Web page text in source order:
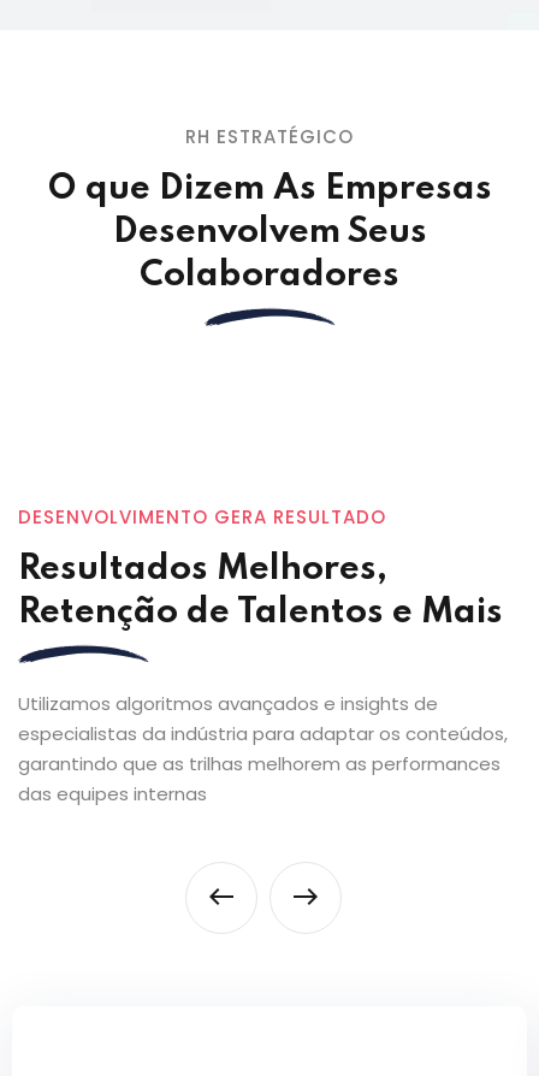
RH ESTRATÉGICO
O que Dizem As Empresas
Desenvolvem Seus
Colaboradores
DESENVOLVIMENTO GERA RESULTADO
Resultados Melhores,
Retenção de Talentos e Mais
Utilizamos algoritmos avançados e insights de
especialistas da indústria para adaptar os conteúdos,
garantindo que as trilhas melhorem as performances
das equipes internas